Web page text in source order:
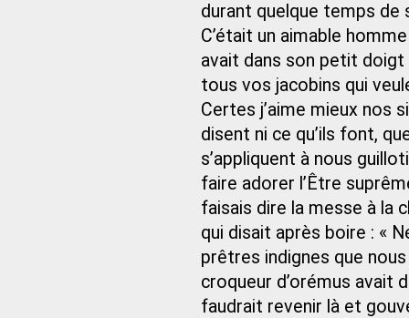
durant quelque temps de
C’était un aimable
avait dans son petit doigt
tous vos jacobins qui
Certes j’aime mieux nos
disent ni ce qu’ils font,
s’appliquent à nous
faire adorer l’Être
faisais dire la messe à la
qui disait après boire : «
prêtres indignes que
croqueur d’orémus avait
faudrait revenir là et